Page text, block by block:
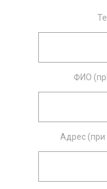
ФИО
Адрес (при